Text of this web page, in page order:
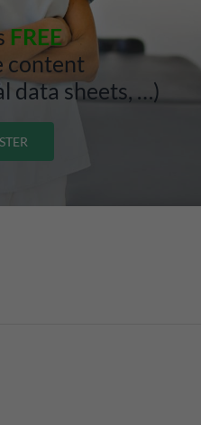
FREE
content
data sheets, …)